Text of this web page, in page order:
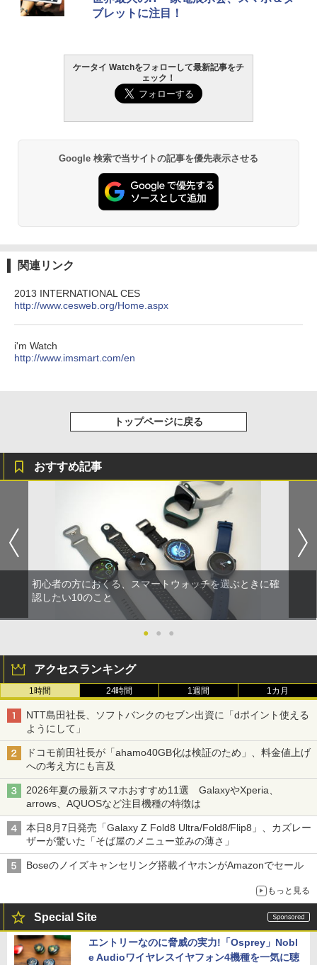
ブレットに注目！
ケータイ Watchをフォローして最新記事をチ
ェック！
Google 検索で当サイトの記事を優先表示させる
関連リンク
2013 INTERNATIONAL CES
http://www.cesweb.org/Home.aspx
i'm Watch
http://www.imsmart.com/en
トップページに戻る
おすすめ記事
初心者の方におくる、スマートウォッチを選ぶときに確
認したい10のこと
● ● ●
アクセスランキング
1時間 24時間 1週間 1カ月
NTT島田社長、ソフトバンクのセブン出資に「dポイント使える
ようにして」
ドコモ前田社長が「ahamo40GB化は検証のため」、料金値上げ
への考え方にも言及
2026年夏の最新スマホおすすめ11選 GalaxyやXperia、
arrows、AQUOSなど注目機種の特徴は
本日8月7日発売「Galaxy Z Fold8 Ultra/Fold8/Flip8」、カズレー
ザーが驚いた「そば屋のメニュー並みの薄さ」
Boseのノイズキャンセリング搭載イヤホンがAmazonでセール
もっと見る
Special Site
エントリーなのに脅威の実力!「Osprey」Nobl
e Audioワイヤレスイヤフォン4機種を一気に聴